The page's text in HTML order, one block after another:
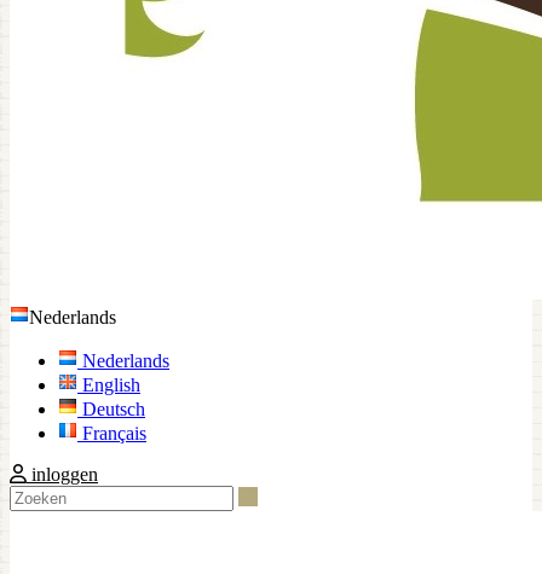
Nederlands
Nederlands
English
Deutsch
Français
inloggen